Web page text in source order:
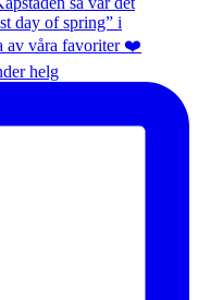
helg